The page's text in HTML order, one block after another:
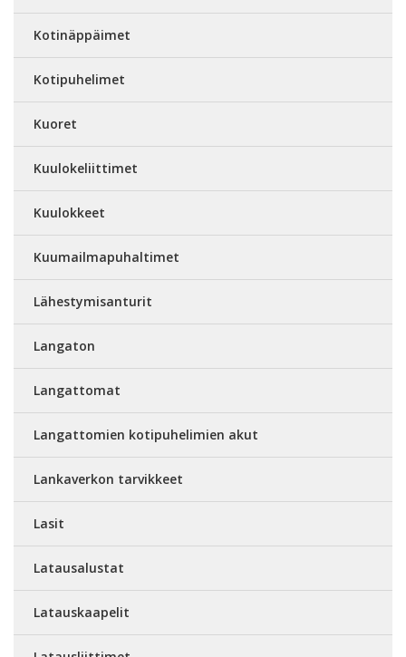
Kotinäppäimet
Kotipuhelimet
Kuoret
Kuulokeliittimet
Kuulokkeet
Kuumailmapuhaltimet
Lähestymisanturit
Langaton
Langattomat
Langattomien kotipuhelimien akut
Lankaverkon tarvikkeet
Lasit
Latausalustat
Latauskaapelit